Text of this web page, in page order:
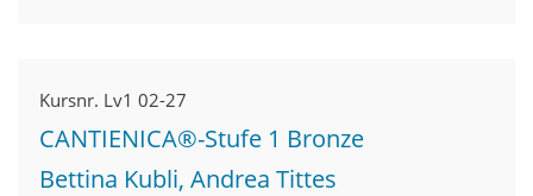
Kursnr. Lv1 02-27
CANTIENICA®-Stufe 1 Bronze
Bettina Kubli, Andrea Tittes